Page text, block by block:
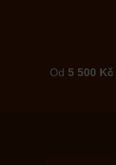
Od 5 500 Kč